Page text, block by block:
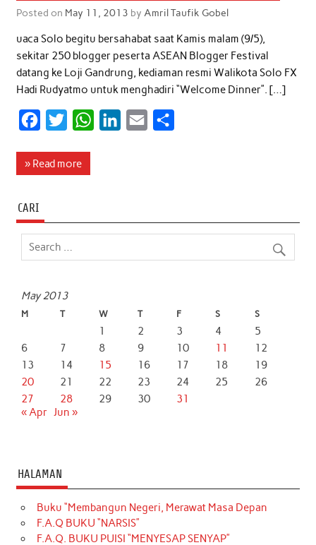
Posted on May 11, 2013 by Amril Taufik Gobel
uaca Solo begitu bersahabat saat Kamis malam (9/5),
sekitar 250 blogger peserta ASEAN Blogger Festival
datang ke Loji Gandrung, kediaman resmi Walikota Solo FX
Hadi Rudyatmo untuk menghadiri “Welcome Dinner”. […]
c
o
o
i
e
W
A
d
» Read more
CARI
May 2013
M T W T F S S
1 2 3 4
5
6
7 8 9 10 11
12
13
14 15 16 17 18
19
20
21 22 23 24 25
26
27
28 29 30
31
« Apr Jun »
HALAMAN
Buku “Membangun Negeri, Merawat Masa Depan
F.A.Q BUKU “NARSIS”
F.A.Q. BUKU PUISI “MENYESAP SENYAP”